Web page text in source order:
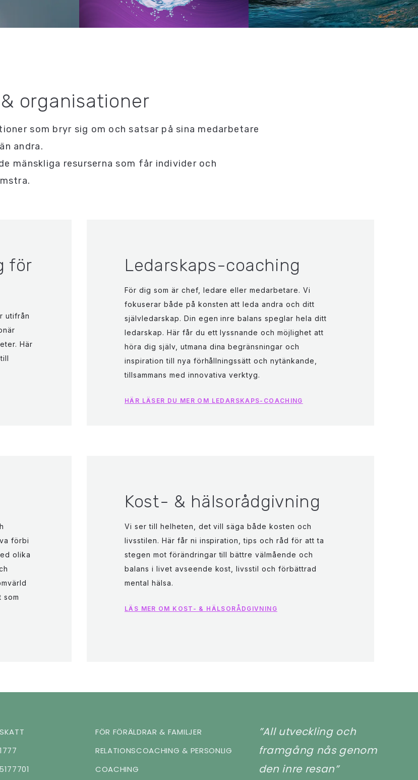
organisationer
som bryr sig om och satsar på sina medarbetare
andra.
mänskliga resurserna som får individer och
för
utifrån
Här
Ledarskaps-coaching
För dig som är chef, ledare eller medarbetare. Vi
fokuserar både på konsten att leda andra och ditt
självledarskap. Din egen inre balans speglar hela ditt
ledarskap. Här får du ett lyssnande och möjlighet att
höra dig själv, utmana dina begränsningar och
inspiration till nya förhållningssätt och nytänkande,
tillsammans med innovativa verktyg.
HÄR LÄSER DU MER OM LEDARSKAPS-COACHING
förbi
olika
som
Kost- & hälsorådgivning
Vi ser till helheten, det vill säga både kosten och
livsstilen. Här får ni inspiration, tips och råd för att ta
stegen mot förändringar till bättre välmående och
balans i livet avseende kost, livsstil och förbättrad
mental hälsa.
LÄS MER OM KOST- & HÄLSORÅDGIVNING
FÖR FÖRÄLDRAR & FAMILJER
RELATIONSCOACHING & PERSONLIG
COACHING
”All utveckling och
framgång nås genom
den inre resan”